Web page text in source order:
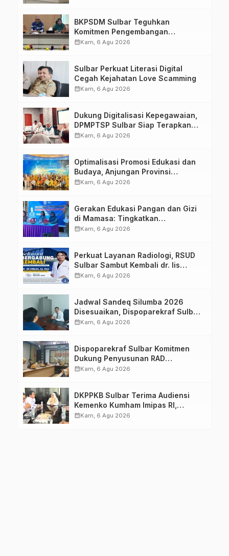
BKPSDM Sulbar Teguhkan
Komitmen Pengembangan
Kompetensi ASN melalui
calendar_monthKam, 6 Agu 2026
Sulbar Perkuat Literasi Digital
Cegah Kejahatan Love Scamming
calendar_monthKam, 6 Agu 2026
Dukung Digitalisasi Kepegawaian,
DPMPTSP Sulbar Siap Terapkan
Aplikasi FLEKSI ASN
calendar_monthKam, 6 Agu 2026
Optimalisasi Promosi Edukasi dan
Budaya, Anjungan Provinsi
Sulawesi Barat Perkuat Kolaborasi
calendar_monthKam, 6 Agu 2026
Gerakan Edukasi Pangan dan Gizi
di Mamasa: Tingkatkan
Pengetahuan dan Keterampilan
calendar_monthKam, 6 Agu 2026
Perkuat Layanan Radiologi, RSUD
Sulbar Sambut Kembali dr. Iis
Imelda, Sp.Rad
calendar_monthKam, 6 Agu 2026
Jadwal Sandeq Silumba 2026
Disesuaikan, Dispoparekraf Sulbar
Pastikan Persiapan Tetap
calendar_monthKam, 6 Agu 2026
Dispoparekraf Sulbar Komitmen
Dukung Penyusunan RAD
TPB/SDGs Sulawesi Barat
calendar_monthKam, 6 Agu 2026
DKPPKB Sulbar Terima Audiensi
Kemenko Kumham Imipas RI,
Perkuat Pelayanan Kesehatan bagi
calendar_monthKam, 6 Agu 2026